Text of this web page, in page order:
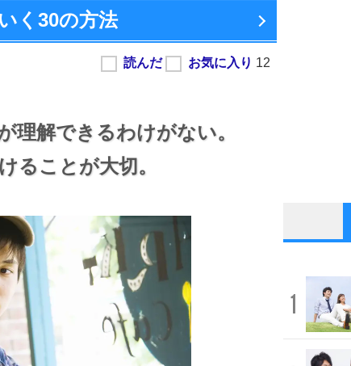
く 30の方法
理解できるわけがない。
ることが大切。
1